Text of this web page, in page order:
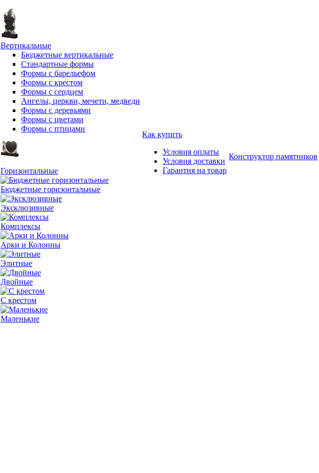
Вертикальные
Бюджетные вертикальные
Стандартные формы
Формы с барельефом
Формы с крестом
Формы с сердцем
Ангелы, церкви, мечети, медведи
Формы с деревьями
Формы с цветами
Формы с птицами
Горизонтальные
Бюджетные горизонтальные
Эксклюзивные
Комплексы
Арки и Колонны
Элитные
Двойные
С крестом
Маленькие
Как купить
Условия оплаты
Условия доставки
Гарантия на товар
Конструктор памятников